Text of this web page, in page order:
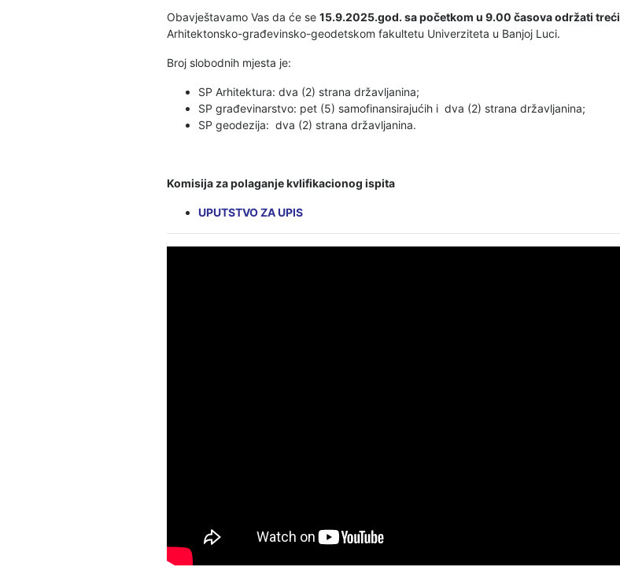
Obavještavamo Vas da će se 15.9.2025.god. sa početkom u 9.00 časova održati treći
Arhitektonsko-građevinsko-geodetskom fakultetu Univerziteta u Banjoj Luci.
Broj slobodnih mjesta je:
SP Arhitektura: dva (2) strana državljanina;
SP građevinarstvo: pet (5) samofinansirajućih i dva (2) strana državljanina;
SP geodezija: dva (2) strana državljanina.
Komisija za polaganje kvlifikacionog ispita
UPUTSTVO ZA UPIS